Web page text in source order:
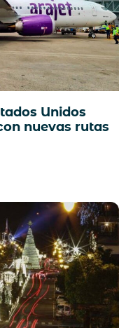
Unidos
nuevas rutas